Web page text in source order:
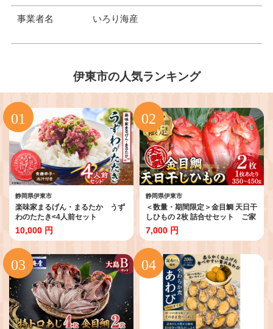
事業者名 いろり海産
伊東市の人気ランキング
静岡県伊東市
楽味家まるげん・まるたか うず
わのたたき<4人前セット
>【1279904】
10,000 円
静岡県伊東市
＜数量・期間限定＞金目鯛 天日干
しひもの 2枚 詰合せセット ご家
庭で大活躍のお魚 伊東市人気の
海鮮【1137673】
7,000 円